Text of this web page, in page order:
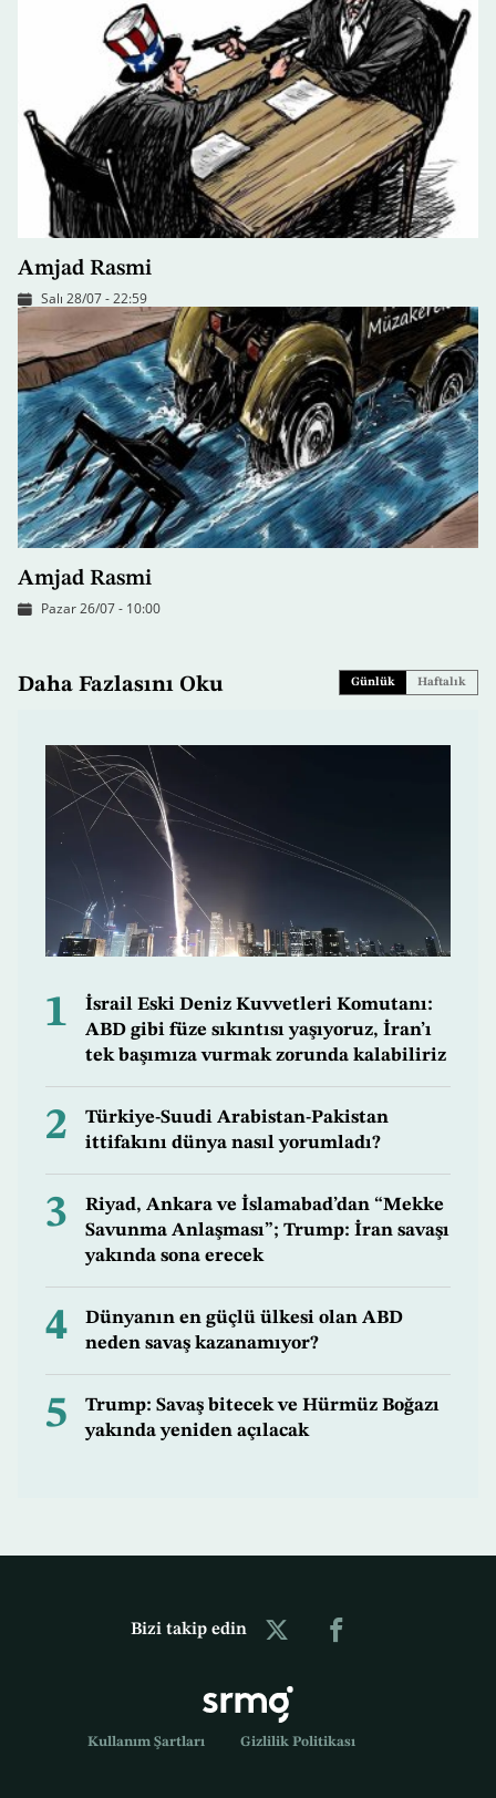
Amjad Rasmi
Salı 28/07 - 22:59
Amjad Rasmi
Pazar 26/07 - 10:00
Daha Fazlasını Oku Günlük Haftalık
1
İsrail Eski Deniz Kuvvetleri Komutanı:
ABD gibi füze sıkıntısı yaşıyoruz, İran’ı
tek başımıza vurmak zorunda kalabiliriz
2
Türkiye-Suudi Arabistan-Pakistan
ittifakını dünya nasıl yorumladı?
3
Riyad, Ankara ve İslamabad’dan “Mekke
Savunma Anlaşması”; Trump: İran savaşı
yakında sona erecek
4
Dünyanın en güçlü ülkesi olan ABD
neden savaş kazanamıyor?
5
Trump: Savaş bitecek ve Hürmüz Boğazı
yakında yeniden açılacak
Bizi takip edin
Kullanım Şartları Gizlilik Politikası